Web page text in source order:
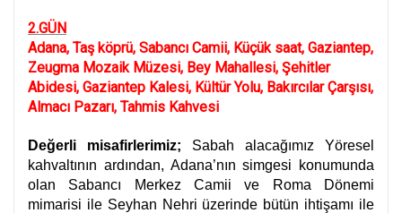
2.GÜN
Adana, Taş köprü, Sabancı Camii, Küçük saat, Gaziantep,
Zeugma Mozaik Müzesi, Bey Mahallesi, Şehitler
Abidesi, Gaziantep Kalesi, Kültür Yolu, Bakırcılar Çarşısı,
Almacı Pazarı, Tahmis Kahvesi
Değerli misafirlerimiz; Sabah alacağımız Yöresel
kahvaltının ardından, Adana’nın simgesi konumunda
olan Sabancı Merkez Camii ve Roma Dönemi
mimarisi ile Seyhan Nehri üzerinde bütün ihtişamı ile